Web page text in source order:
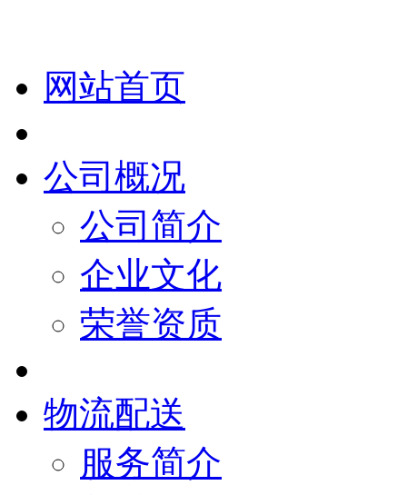
网站首页
公司概况
公司简介
企业文化
荣誉资质
物流配送
服务简介